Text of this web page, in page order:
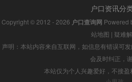
户口资讯分
Copyright © 2012 - 2026 户口查询网 Powered
站地图 | 疑难
声明：本站内容来自互联网，如信息有错误可
会及时纠正，
本站仅为个人兴趣爱好，不接